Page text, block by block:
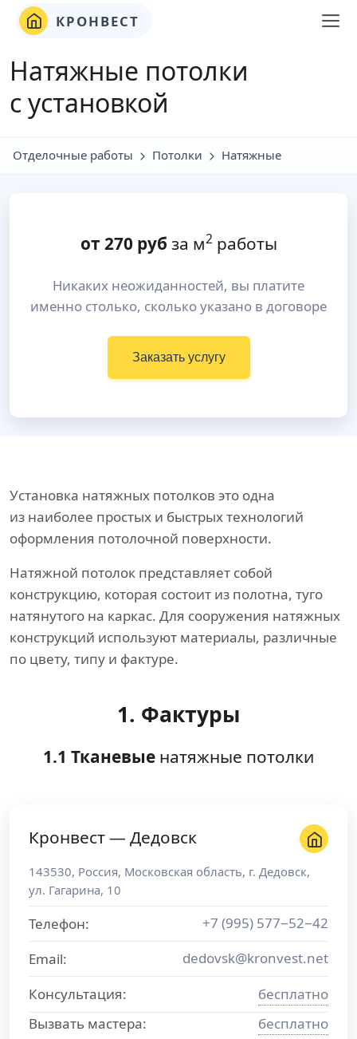
КРОНВЕСТ
Натяжные потолки
с установкой
Отделочные работы Потолки Натяжные
от 270руб за м2работы
Никаких неожиданностей, вы платите
именно столько, сколько указано в договоре
Заказать услугу
Установка натяжных потолков это одна
из наиболее простых и быстрых технологий
оформления потолочной поверхности.
Натяжной потолок представляет собой
конструкцию, которая состоит из полотна, туго
натянутого на каркас. Для сооружения натяжных
конструкций используют материалы, различные
по цвету, типу и фактуре.
1. Фактуры
1.1 Тканевые натяжные потолки
Кронвест — Дедовск
143530, Россия, Московская область, г. Дедовск,
ул. Гагарина, 10
Телефон:
+7 (995) 577−52−42
Email:
dedovsk@kronvest.net
Консультация:
бесплатно
Вызвать мастера:
бесплатно